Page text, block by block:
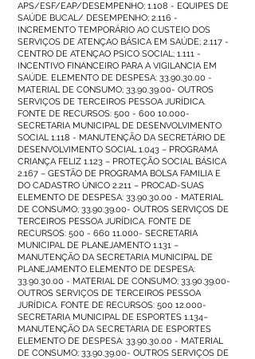
APS/ESF/EAP/DESEMPENHO; 1.108 - EQUIPES DE
SAÚDE BUCAL/ DESEMPENHO; 2.116 -
INCREMENTO TEMPORÁRIO AO CUSTEIO DOS
SERVIÇOS DE ATENÇAO BÁSICA EM SAÚDE; 2.117 -
CENTRO DE ATENÇAO PSICO SOCIAL; 1.111 -
INCENTIVO FINANCEIRO PARA A VIGILANCIA EM
SAÚDE. ELEMENTO DE DESPESA: 33.90.30.00 -
MATERIAL DE CONSUMO; 33.90.39.00- OUTROS
SERVIÇOS DE TERCEIROS PESSOA JURÍDICA.
FONTE DE RECURSOS: 500 - 600 10.000-
SECRETARIA MUNICIPAL DE DESENVOLVIMENTO
SOCIAL 1.118 - MANUTENÇÃO DA SECRETÁRIO DE
DESENVOLVIMENTO SOCIAL 1.043 – PROGRAMA
CRIANÇA FELIZ 1.123 – PROTEÇÃO SOCIAL BÁSICA
2.167 – GESTÃO DE PROGRAMA BOLSA FAMILIA E
DO CADASTRO ÚNICO 2.211 – PROCAD-SUAS
ELEMENTO DE DESPESA: 33.90.30.00 - MATERIAL
DE CONSUMO; 33.90.39.00- OUTROS SERVIÇOS DE
TERCEIROS PESSOA JURÍDICA. FONTE DE
RECURSOS: 500 - 660 11.000- SECRETARIA
MUNICIPAL DE PLANEJAMENTO 1.131 –
MANUTENÇÃO DA SECRETARIA MUNICIPAL DE
PLANEJAMENTO ELEMENTO DE DESPESA:
33.90.30.00 - MATERIAL DE CONSUMO; 33.90.39.00-
OUTROS SERVIÇOS DE TERCEIROS PESSOA
JURÍDICA. FONTE DE RECURSOS: 500 12.000-
SECRETARIA MUNICIPAL DE ESPORTES 1.134–
MANUTENÇÃO DA SECRETARIA DE ESPORTES
ELEMENTO DE DESPESA: 33.90.30.00 - MATERIAL
DE CONSUMO; 33.90.39.00- OUTROS SERVIÇOS DE